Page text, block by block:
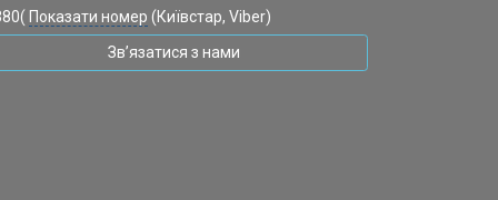
Показати номер (Київстар, Viber)
Зв’язатися з нами